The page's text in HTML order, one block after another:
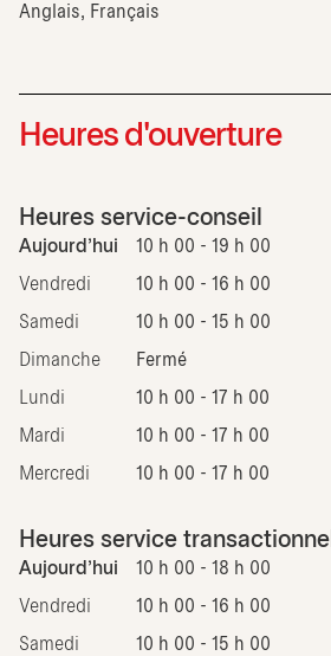
Anglais, Français
Heures d'ouverture
Heures service-conseil
Aujourd'hui 10 h 00 - 19 h 00
Vendredi 10 h 00 - 16 h 00
Samedi 10 h 00 - 15 h 00
Dimanche Fermé
Lundi 10 h 00 - 17 h 00
Mardi 10 h 00 - 17 h 00
Mercredi 10 h 00 - 17 h 00
Heures service transactionnel
Aujourd'hui 10 h 00 - 18 h 00
Vendredi 10 h 00 - 16 h 00
Samedi 10 h 00 - 15 h 00